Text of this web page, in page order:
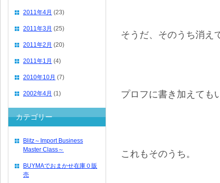
そうだ、そのうち消え
プロフに書き加えても
これもそのうち。
2011年4月 (23)
2011年3月 (25)
2011年2月 (20)
2011年1月 (4)
2010年10月 (7)
2002年4月 (1)
カテゴリー
Blitz～Import Business
Master Class～
BUYMAでおまかせ在庫０販
売